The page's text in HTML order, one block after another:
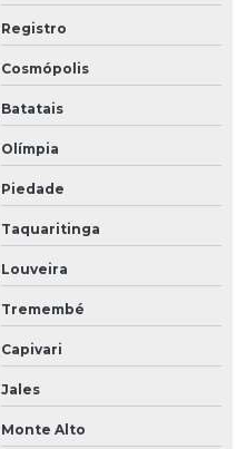
Registro
Cosmópolis
Batatais
Olímpia
Piedade
Taquaritinga
Louveira
Tremembé
Capivari
Jales
Monte Alto